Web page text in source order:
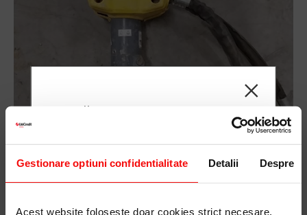
Detalii Despre
Acest website foloseste doar cookies strict necesare.
Draga client,
UniCredit Leasing trimite mesaje sau orice
tip de comunicare folosind doar canalele
oficiale (UniCredit Leasing nu foloseste